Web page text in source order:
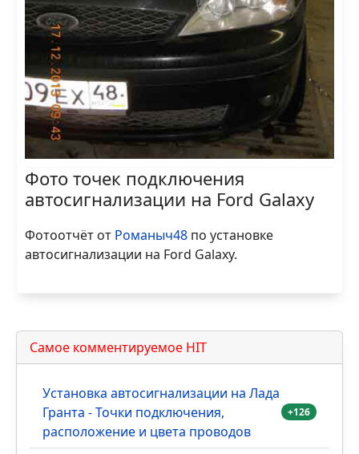
Фото точек подключения
автосигнализации на Ford Galaxy
Фотоотчёт от Романыч48 по установке
автосигнализации на Ford Galaxy.
Самое комментируемое HIT
Установка автосигнализации на Лада
Гранта - Точки подключения,
расположение и цвета проводов
+126